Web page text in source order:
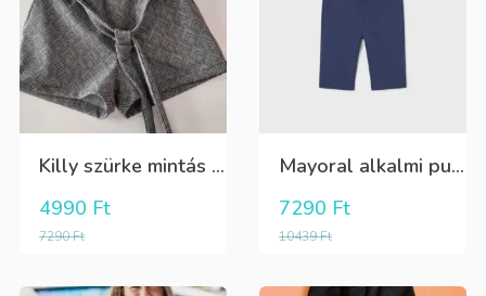
Killy szürke mintás rövidnadrág
7290Ft
4990 Ft
Mayoral alkalmi puha kék élre vasalt nadrág, behúzható derékrésszel
10439Ft
7290 Ft